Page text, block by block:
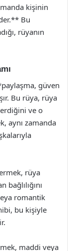
kişinin
Bu
rüyanın
güven
Bu rüya, rüya
ve o
aynı zamanda
rüya
romantik
bu kişiyle
maddi veya